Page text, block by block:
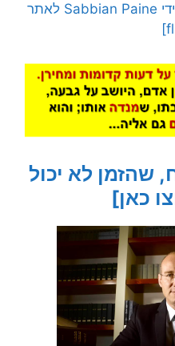
CC BY 2.0, שהועלתה על ידי Sabbian Paine לאתר
שהזמן לא יכול
כאן]